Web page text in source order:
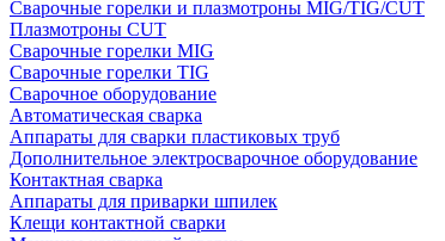
Сварочные горелки и плазмотроны MIG/TIG/CUT
Плазмотроны CUT
Сварочные горелки MIG
Сварочные горелки TIG
Сварочное оборудование
Автоматическая сварка
Аппараты для сварки пластиковых труб
Дополнительное электросварочное оборудование
Контактная сварка
Аппараты для приварки шпилек
Клещи контактной сварки